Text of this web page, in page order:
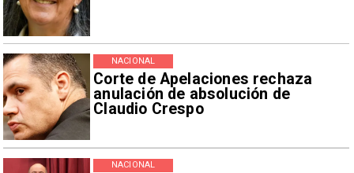
Corte de Apelaciones rechaza
anulación de absolución de
Claudio Crespo
NACIONAL
NACIONAL